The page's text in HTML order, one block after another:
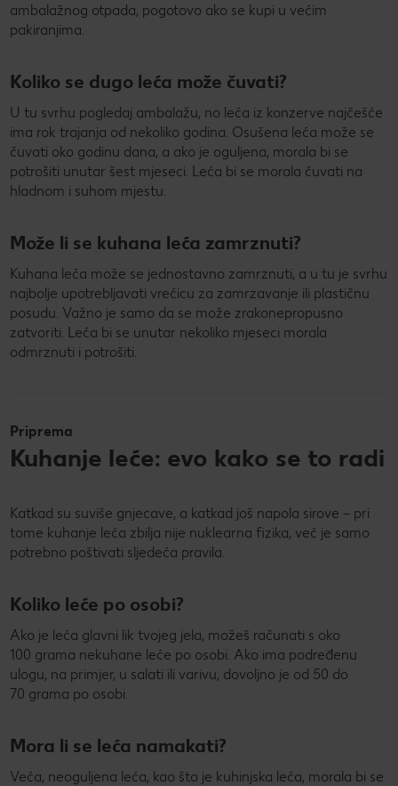
ambalažnog otpada, pogotovo ako se kupi u većim
pakiranjima.
Koliko se dugo leća može čuvati?
U tu svrhu pogledaj ambalažu, no leća iz konzerve najčešće
ima rok trajanja od nekoliko godina. Osušena leća može se
čuvati oko godinu dana, a ako je oguljena, morala bi se
potrošiti unutar šest mjeseci. Leća bi se morala čuvati na
hladnom i suhom mjestu.
Može li se kuhana leća zamrznuti?
Kuhana leća može se jednostavno zamrznuti, a u tu je svrhu
najbolje upotrebljavati vrećicu za zamrzavanje ili plastičnu
posudu. Važno je samo da se može zrakonepropusno
zatvoriti. Leća bi se unutar nekoliko mjeseci morala
odmrznuti i potrošiti.
Priprema
Kuhanje leće: evo kako se to radi
Katkad su suviše gnjecave, a katkad još napola sirove – pri
tome kuhanje leća zbilja nije nuklearna fizika, već je samo
potrebno poštivati sljedeća pravila.
Koliko leće po osobi?
Ako je leća glavni lik tvojeg jela, možeš računati s oko
100 grama nekuhane leće po osobi. Ako ima podređenu
ulogu, na primjer, u salati ili varivu, dovoljno je od 50 do
70 grama po osobi.
Mora li se leća namakati?
Veća, neoguljena leća, kao što je kuhinjska leća, morala bi se